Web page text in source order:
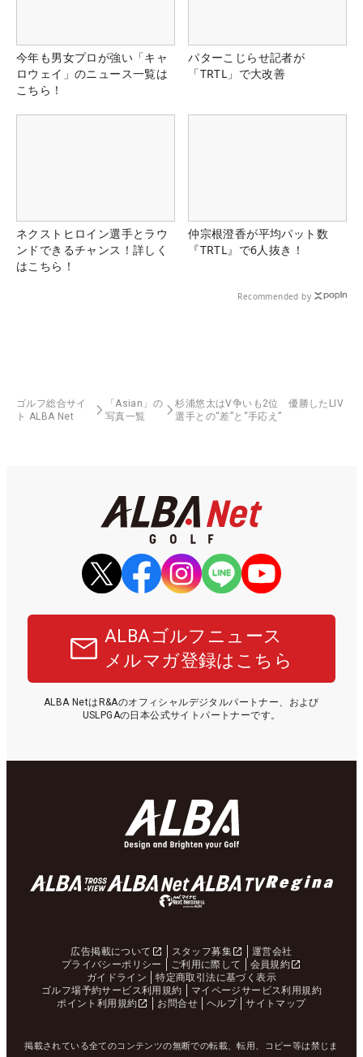
今年も男女プロが強い「キャ
ロウェイ」のニュース一覧は
こちら！
パターこじらせ記者が
「TRTL」で大改善
ネクストヒロイン選手とラウ
ンドできるチャンス！詳しく
はこちら！
仲宗根澄香が平均パット数
『TRTL』で6人抜き！
Recommended by
ゴルフ総合サイ
ト ALBA Net
「Asian」の
写真一覧
杉浦悠太はV争いも2位 優勝したLIV
選手との“差”と“手応え”
ALBAゴルフニュース
メルマガ登録はこちら
ALBA NetはR&Aのオフィシャルデジタルパートナー、および
USLPGAの日本公式サイトパートナーです。
広告掲載について スタッフ募集
運営会社
プライバシーポリシー
ご利用に際して
会員規約
ガイドライン
特定商取引法に基づく表示
ゴルフ場予約サービス利用規約
マイページサービス利用規約
ポイント利用規約
お問合せ ヘルプ サイトマップ
掲載されている全てのコンテンツの無断での転載、転用、コピー等は禁じま